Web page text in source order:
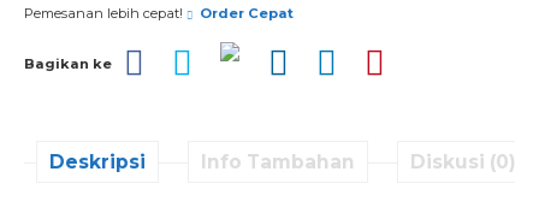
Pemesanan lebih cepat! Order Cepat
Bagikan ke
Deskripsi Info Tambahan Diskusi (0)